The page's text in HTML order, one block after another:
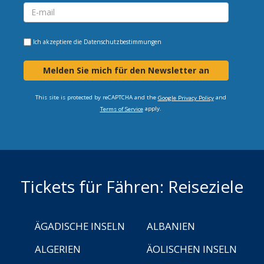
Ich akzeptiere die Datenschutzbestimmungen
Melden Sie mich für den Newsletter an
This site is protected by reCAPTCHA and the Google Privacy Policyand
Terms of Serviceapply.
Tickets für Fähren: Reiseziele
ÄGADISCHE INSELN
ALBANIEN
ALGERIEN
ÄOLISCHEN INSELN